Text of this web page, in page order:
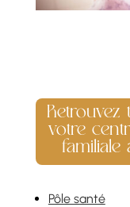
Retrouvez
votre
familiale
Pôle santé